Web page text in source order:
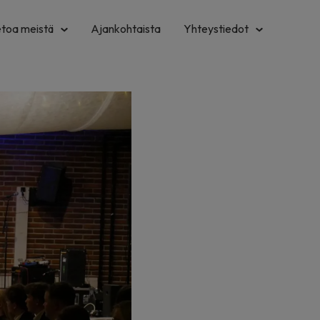
meistä Ajankohtaista Yhteystiedot